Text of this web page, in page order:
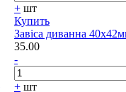
+ шт
Купить
Завіса диванна
35.00
-
+ шт